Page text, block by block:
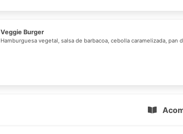
Veggie Burger
Hamburguesa vegetal, salsa de barbacoa, cebolla caramelizada, pan